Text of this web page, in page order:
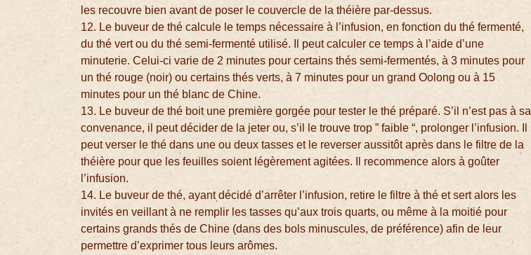
les recouvre bien avant de poser le couvercle de la théière par-dessus.
12. Le buveur de thé calcule le temps nécessaire à l’infusion, en fonction du thé fermenté,
du thé vert ou du thé semi-fermenté utilisé. Il peut calculer ce temps à l’aide d’une
minuterie. Celui-ci varie de 2 minutes pour certains thés semi-fermentés, à 3 minutes pour
un thé rouge (noir) ou certains thés verts, à 7 minutes pour un grand Oolong ou à 15
minutes pour un thé blanc de Chine.
13. Le buveur de thé boit une première gorgée pour tester le thé préparé. S’il n’est pas à sa
convenance, il peut décider de la jeter ou, s’il le trouve trop ” faible “, prolonger l’infusion. Il
peut verser le thé dans une ou deux tasses et le reverser aussitôt après dans le filtre de la
théière pour que les feuilles soient légèrement agitées. Il recommence alors à goûter
l’infusion.
14. Le buveur de thé, ayant décidé d’arrêter l’infusion, retire le filtre à thé et sert alors les
invités en veillant à ne remplir les tasses qu’aux trois quarts, ou même à la moitié pour
certains grands thés de Chine (dans des bols minuscules, de préférence) afin de leur
permettre d’exprimer tous leurs arômes.